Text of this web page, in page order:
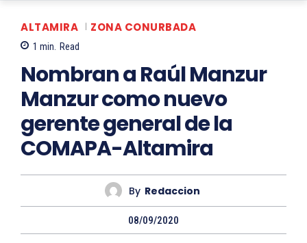
ALTAMIRA ZONA CONURBADA
1 min. Read
Nombran a Raúl Manzur
Manzur como nuevo
gerente general de la
COMAPA-Altamira
By Redaccion
08/09/2020